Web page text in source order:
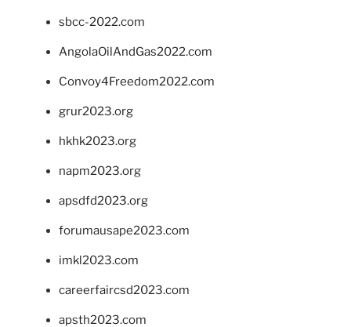
sbcc-2022.com
AngolaOilAndGas2022.com
Convoy4Freedom2022.com
grur2023.org
hkhk2023.org
napm2023.org
apsdfd2023.org
forumausape2023.com
imkl2023.com
careerfaircsd2023.com
apsth2023.com